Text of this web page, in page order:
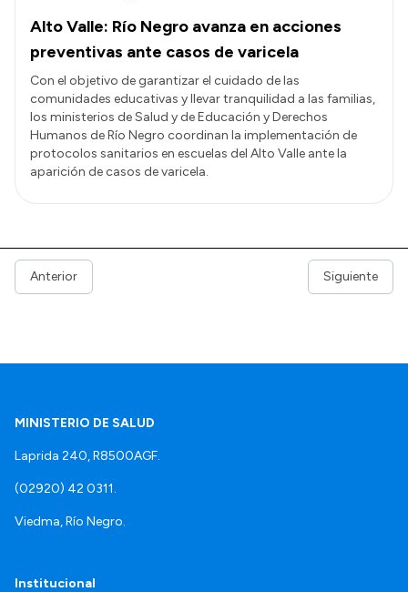
Alto Valle: Río Negro avanza en acciones
preventivas ante casos de varicela
Con el objetivo de garantizar el cuidado de las
comunidades educativas y llevar tranquilidad a las familias,
los ministerios de Salud y de Educación y Derechos
Humanos de Río Negro coordinan la implementación de
protocolos sanitarios en escuelas del Alto Valle ante la
aparición de casos de varicela.
Anterior Siguiente
MINISTERIO DE SALUD
Laprida 240, R8500AGF.
(02920) 42 0311.
Viedma, Río Negro.
Institucional